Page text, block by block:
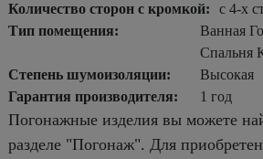
Количество сторон с кромкой:
с 4-х
Тип помещения:
Ванная
Спальня
Степень шумоизоляции:
Высокая
Гарантия производителя:
1 год
Погонажные изделия вы можете
разделе "Погонаж". Для